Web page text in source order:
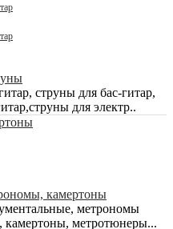
струны для бас-гитар,
для электр..
камертоны
метрономы
камертоны, метротюнеры...